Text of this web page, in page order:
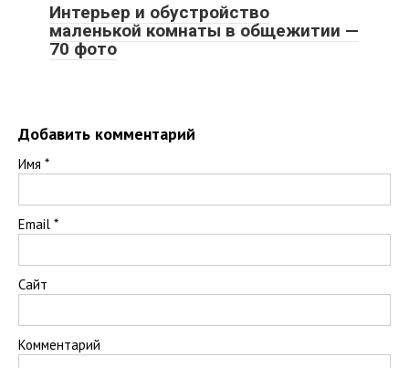
Интерьер и обустройство
маленькой комнаты в общежитии —
70 фото
Добавить комментарий
Имя *
Email *
Сайт
Комментарий